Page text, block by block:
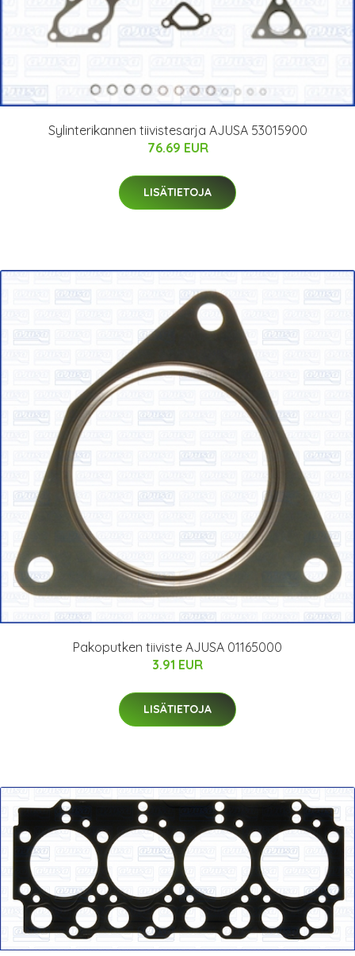
Sylinterikannen tiivistesarja AJUSA 53015900
76.69 EUR
LISÄTIETOJA
Pakoputken tiiviste AJUSA 01165000
3.91 EUR
LISÄTIETOJA